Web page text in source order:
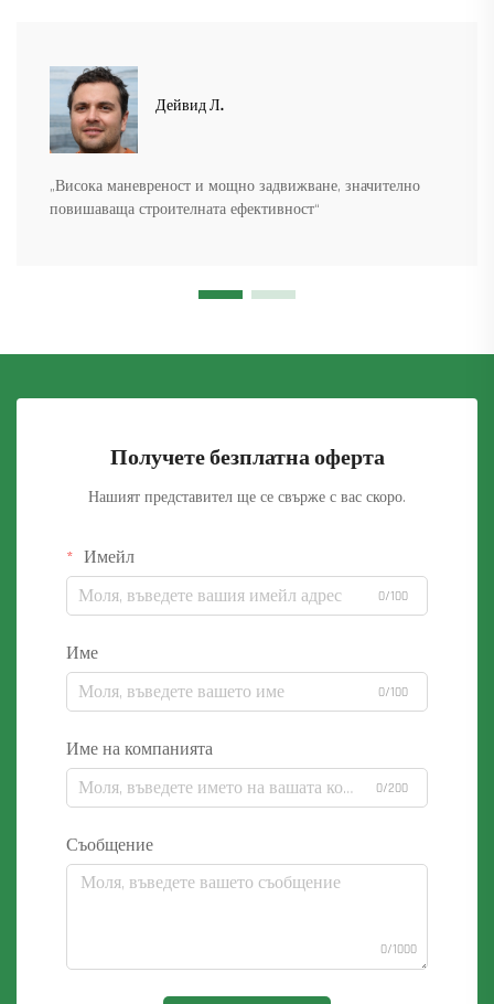
Дейвид Л.
„Висока маневреност и мощно задвижване, значително
повишаваща строителната ефективност“
Получете безплатна оферта
Нашият представител ще се свърже с вас скоро.
Имейл
0/100
Име
0/100
Име на компанията
0/200
Съобщение
0/1000